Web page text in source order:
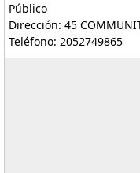
Público
Dirección: 45
Teléfono: 2052749865